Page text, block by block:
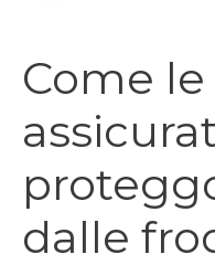
Come
dalle